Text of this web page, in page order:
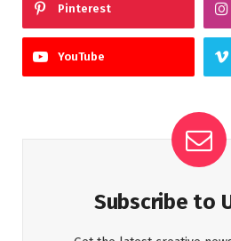
Pinterest
YouTube
Subscribe to